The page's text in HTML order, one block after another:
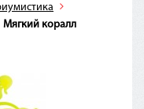
Мягкий коралл